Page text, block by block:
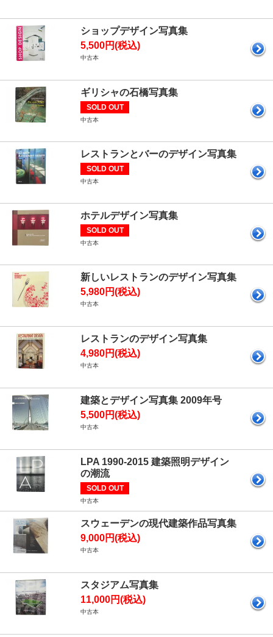
ショップデザイン写真集
5,500円(税込)
中古本
ギリシャの石橋写真集
SOLD OUT
中古本
レストランとバーのデザイン写真集
SOLD OUT
中古本
ホテルデザイン写真集
SOLD OUT
中古本
新しいレストランのデザイン写真集
5,980円(税込)
中古本
レストランのデザイン写真集
4,980円(税込)
中古本
建築とデザイン写真集 2009年号
5,500円(税込)
中古本
LPA 1990-2015 建築照明デザイン
の潮流
SOLD OUT
中古本
スウェーデンの現代建築作品写真集
9,000円(税込)
中古本
スタジアム写真集
11,000円(税込)
中古本